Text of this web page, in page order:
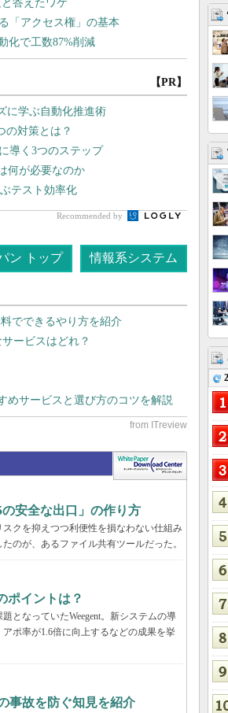
【PR】
に学ぶ自動化推進術
の対策とは？
導く3つのステップ
何が必要なのか
テスト効率化
Recommended by
ン トップ 情報系システム
でできるやり方を紹介
ービスはどれ？
めサービスと選び方のコツを解説
安全な出口」の作り方
クを抑えつつ利便性を損なわない仕組み
のが、あるファイル共有ツールだった。
ポイントは？
となっていたWeegent。新システムの導
ポ率が1.6倍に向上するなどの成果を挙
事故を防ぐ知見を紹介